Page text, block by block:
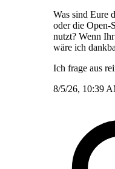
Was sind Eure
oder die Open-
nutzt? Wenn
wäre ich
Ich frage aus
8/5/26, 10:39